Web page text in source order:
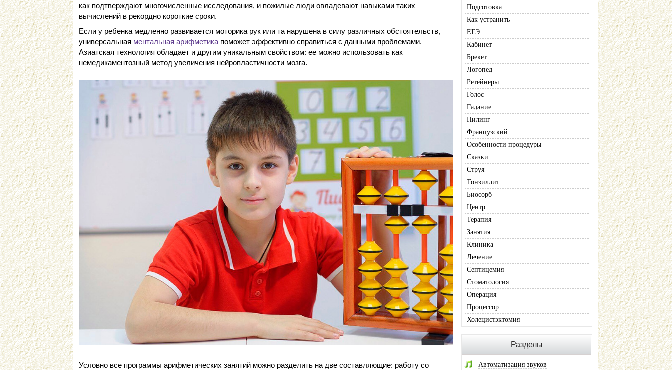
как подтверждают многочисленные исследования, и пожилые люди овладевают навыками таких
вычислений в рекордно короткие сроки.
Если у ребенка медленно развивается моторика рук или та нарушена в силу различных обстоятельств,
универсальная ментальная арифметикапоможет эффективно справиться с данными проблемами.
Азиатская технология обладает и другим уникальным свойством: ее можно использовать как
немедикаментозный метод увеличения нейропластичности мозга.
Условно все программы арифметических занятий можно разделить на две составляющие: работу со
Подготовка
Как устранить
ЕГЭ
Кабинет
Брекет
Логопед
Ретейнеры
Голос
Гадание
Пилинг
Французский
Особенности процедуры
Сказки
Струя
Тонзиллит
Биосорб
Центр
Терапия
Занятия
Клиника
Лечение
Септицемия
Стоматология
Операция
Процессор
Холецистэктомия
Разделы
Автоматизация звуков